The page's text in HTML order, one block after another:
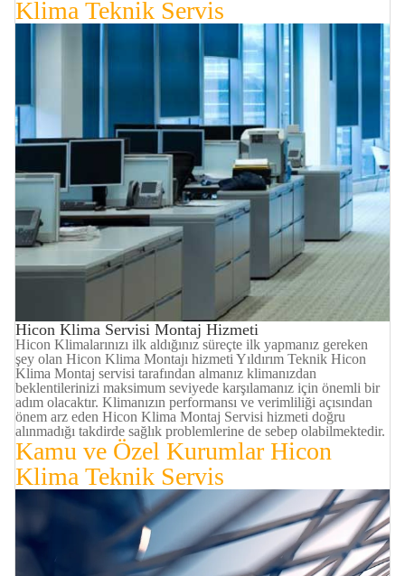
Klima Teknik Servis
Hicon Klima Servisi Montaj Hizmeti
Hicon Klimalarınızı ilk aldığınız süreçte ilk yapmanız gereken
şey olan Hicon Klima Montajı hizmeti Yıldırım Teknik Hicon
Klima Montaj servisi tarafından almanız klimanızdan
beklentilerinizi maksimum seviyede karşılamanız için önemli bir
adım olacaktır. Klimanızın performansı ve verimliliği açısından
önem arz eden Hicon Klima Montaj Servisi hizmeti doğru
alınmadığı takdirde sağlık problemlerine de sebep olabilmektedir.
Kamu ve Özel Kurumlar Hicon
Klima Teknik Servis